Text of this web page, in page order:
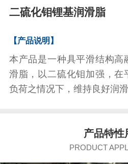
二硫化钼锂基润滑脂
【产品说明】
本产品是一种具平滑结构高
滑脂，以二硫化钼加强，在
负荷之情况下，维持良好润
产品特性
PRODUCT